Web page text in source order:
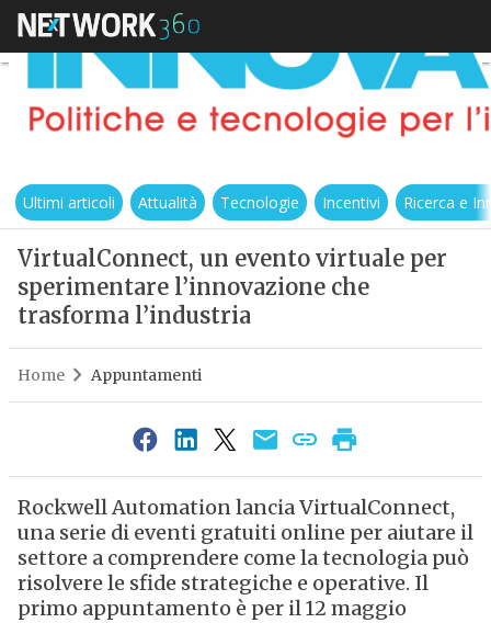
Ultimi articoli Attualità Tecnologie Incentivi Ricerca e
VirtualConnect, un evento virtuale per
sperimentare l’innovazione che
trasforma l’industria
Home Appuntamenti
Rockwell Automation lancia VirtualConnect,
una serie di eventi gratuiti online per aiutare il
settore a comprendere come la tecnologia può
risolvere le sfide strategiche e operative. Il
primo appuntamento è per il 12 maggio